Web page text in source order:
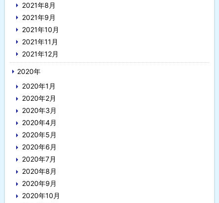
2021年8月
2021年9月
2021年10月
2021年11月
2021年12月
2020年
2020年1月
2020年2月
2020年3月
2020年4月
2020年5月
2020年6月
2020年7月
2020年8月
2020年9月
2020年10月